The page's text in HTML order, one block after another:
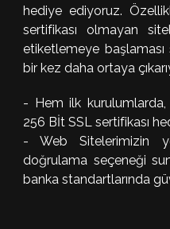
hediye ediyoruz.
sertifikası olmayan
etiketlemeye
bir kez daha ortaya
- Hem ilk kurulumlarda,
256 Bİt SSL sertifikası
- Web Sitelerimizin
doğrulama seçeneği
banka standartlarında